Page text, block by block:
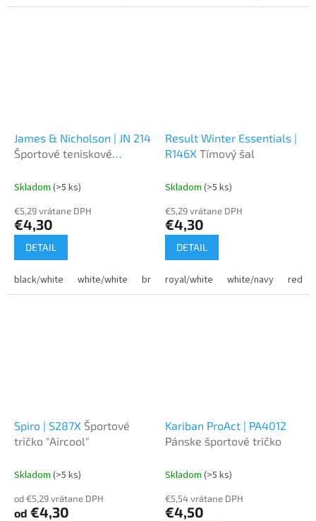
James & Nicholson | JN 214
Športové teniskové
Skladom (>5 ks)
€5,29 vrátane DPH
€4,30
DETAIL
black/white white/white bright blue/white
Result Winter Essentials |
R146X Tímový šal
Skladom (>5 ks)
€5,29 vrátane DPH
€4,30
DETAIL
royal/white white/navy red/
Spiro | S287X Športové
tričko "Aircool"
Skladom (>5 ks)
od €5,29 vrátane DPH
od €4,30
Kariban ProAct | PA4012
Pánske športové tričko
Skladom (>5 ks)
€5,54 vrátane DPH
€4,50